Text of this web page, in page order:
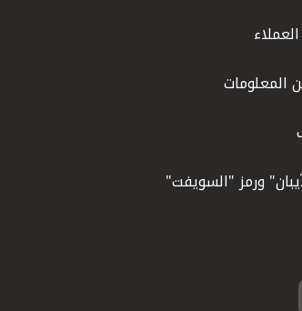
المعلومات
ورمز "السويفت"